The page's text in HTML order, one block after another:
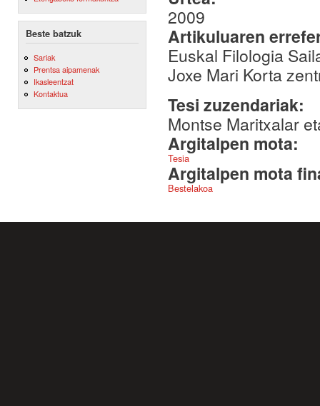
Beste batzuk
Sariak
Prentsa aipamenak
Ikasleentzat
Kontaktua
2009
Artikuluaren
Euskal Filologia
Joxe Mari Korta
Tesi zuzendariak:
Montse Maritxalar
Argitalpen mota:
Tesia
Argitalpen mota
Bestelakoa